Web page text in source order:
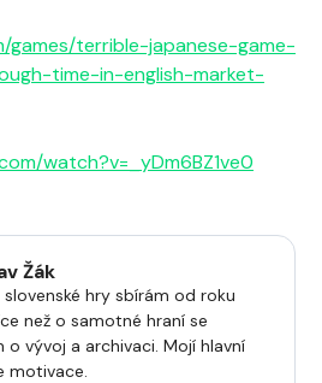
games/terrible-japanese-game-
time-in-english-market-
watch?v=_yDm6BZ1ve0
Žák
slovenské hry sbírám od roku
než o samotné hraní se
o vývoj a archivaci. Mojí hlavní
motivace.